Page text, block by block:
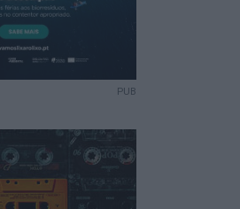
PUB